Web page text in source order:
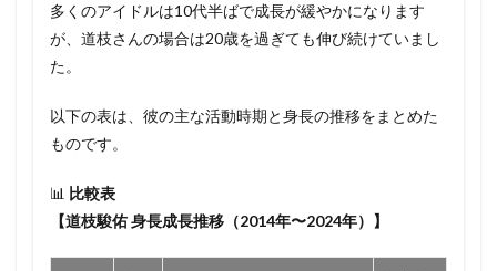
多くのアイドルは10代半ばで成長が緩やかになります
が、道枝さんの場合は20歳を過ぎても伸び続けていまし
た。
以下の表は、彼の主な活動時期と身長の推移をまとめた
ものです。
📊 比較表
【道枝駿佑 身長成長推移（2014年〜2024年）】